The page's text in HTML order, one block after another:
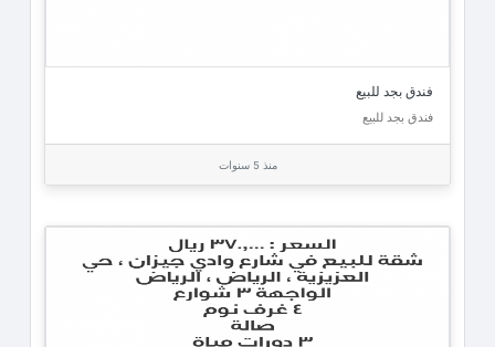
فندق بجد للبيع
فندق بجد للبيع
منذ 5 سنوات